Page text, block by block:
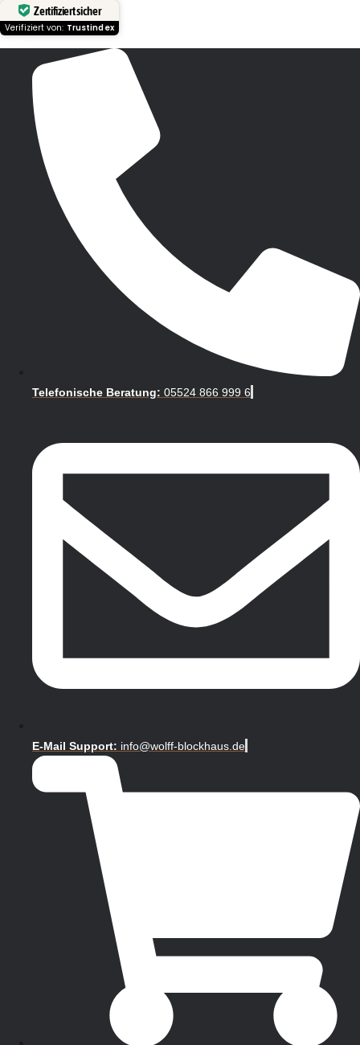
Zertifiziert sicher
Verifiziert von: Trustindex
Telefonische Beratung: 05524 866 999 6
E-Mail Support: info@wolff-blockhaus.de